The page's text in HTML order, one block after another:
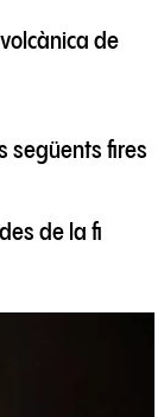
de
següents fires
de la fi